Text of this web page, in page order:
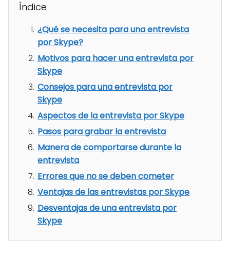
Índice
¿Qué se necesita para una entrevista
por Skype?
Motivos para hacer una entrevista por
Skype
Consejos para una entrevista por
Skype
Aspectos de la entrevista por Skype
Pasos para grabar la entrevista
Manera de comportarse durante la
entrevista
Errores que no se deben cometer
Ventajas de las entrevistas por Skype
Desventajas de una entrevista por
Skype